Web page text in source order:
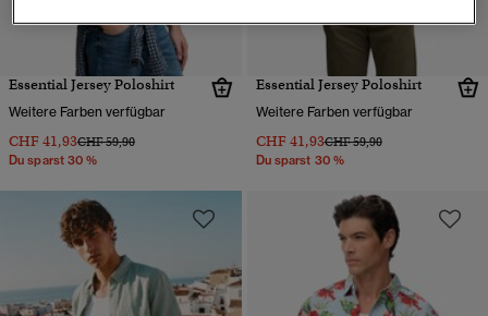
Essential Jersey Poloshirt
Weitere Farben verfügbar
CHF 41,93Preis wurde reduziert von
CHF 59,90bis
Du sparst 30 %
Essential Jersey Poloshirt
Weitere Farben verfügbar
CHF 41,93Preis wurde reduziert von
CHF 59,90bis
Du sparst 30 %